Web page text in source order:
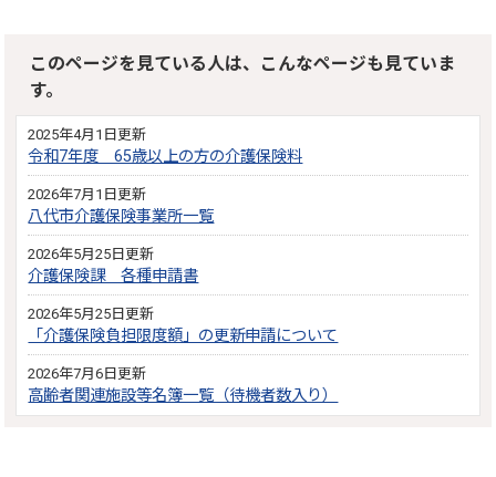
このページを見ている人は、こんなページも見ていま
す。
2025年4月1日更新
令和7年度 65歳以上の方の介護保険料
2026年7月1日更新
八代市介護保険事業所一覧
2026年5月25日更新
介護保険課 各種申請書
2026年5月25日更新
「介護保険負担限度額」の更新申請について
2026年7月6日更新
高齢者関連施設等名簿一覧（待機者数入り）